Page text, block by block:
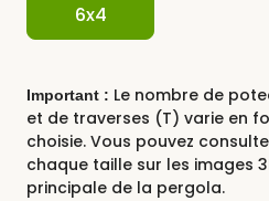
6x4
Important : Le nombre de
et de traverses (T) varie en
choisie. Vous pouvez
chaque taille sur les images
principale de la pergola.